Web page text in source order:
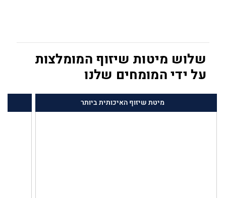
שלוש מיטות שיזוף המומלצות
על ידי המומחים שלנו
מיטת שיזוף האיכותית ביותר